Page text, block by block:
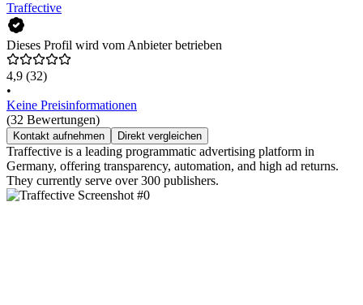
Traffective
Dieses Profil wird vom Anbieter betrieben
4,9 (32)
•
Keine Preisinformationen
(32 Bewertungen)
Kontakt aufnehmen Direkt vergleichen
Traffective is a leading programmatic advertising platform in
Germany, offering transparency, automation, and high ad returns.
They currently serve over 300 publishers.